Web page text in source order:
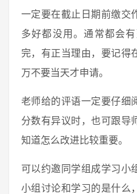
一定要在截止日期前缴交
多好都没用。通常都会
完，有正当理由，要记得
万不要当天才申请。
老师给的评语一定要仔细
分数有异议时，也可跟导
知道怎么改进比较重要。
可以约邀同学组成学习小
小组讨论和学习的是什么